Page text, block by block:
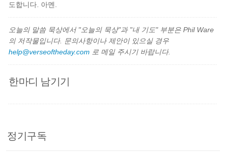
도합니다. 아멘.
오늘의 말씀 묵상에서 "오늘의 묵상"과 "내 기도" 부분은 Phil Ware
의 저작물입니다. 문의사항이나 제안이 있으실 경우
help@verseoftheday.com 로 메일 주시기 바랍니다.
한마디 남기기
정기구독